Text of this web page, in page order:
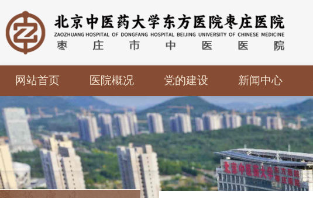
网站首页 医院概况
医院简介
领导团队
内设机构
《枣庄中医》院
报
党的建设
党建工作
廉政建设
法治建设
新闻中心
医院动态